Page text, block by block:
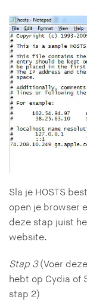
Sla je HOSTS
open je browser
deze stap juist
website.
Stap 3(Voer
hebt op Cydia of
stap 2)